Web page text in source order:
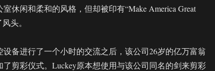
休闲和柔和的风格，但却被印有“Make America Great
头。
备进行了一个小时的交流之后，该公司26岁的亿万富翁
了剪彩仪式。Luckey原本想使用与该公司同名的剑来剪彩